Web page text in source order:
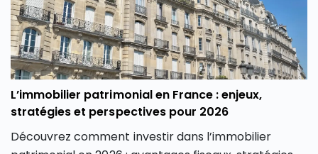
L’immobilier patrimonial en France : enjeux,
stratégies et perspectives pour 2026
Découvrez comment investir dans l’immobilier